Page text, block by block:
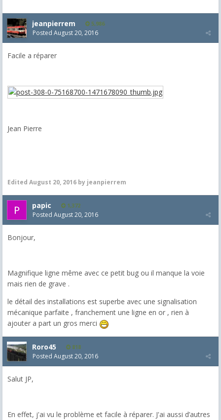
jeanpierrem 5,986
Posted August 20, 2016
Facile a réparer
Jean Pierre
Edited August 20, 2016 by jeanpierrem
papic 1,372
Posted August 20, 2016
Bonjour,
Magnifique ligne même avec ce petit bug ou il manque la voie
mais rien de grave .
le détail des installations est superbe avec une signalisation
mécanique parfaite , franchement une ligne en or , rien à
ajouter a part un gros merci
Roro45 818
Posted August 20, 2016
Salut JP,
En effet, j'ai vu le problème et facile à réparer. J'ai aussi d’autres